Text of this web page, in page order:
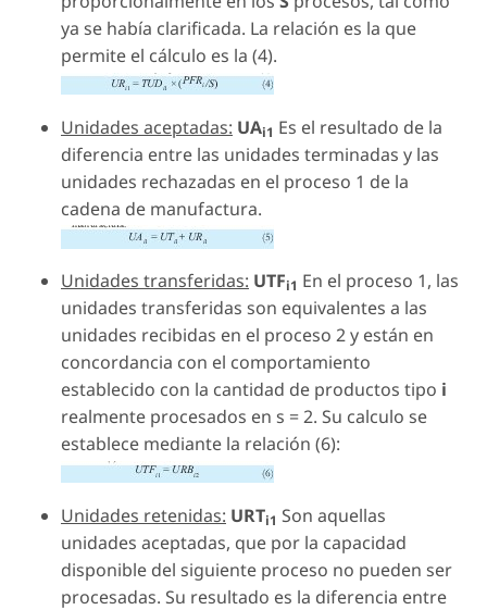
ya se había clarificada. La relación es la que
permite el cálculo es la (4).
Unidades aceptadas: UAi1 Es el resultado de la
diferencia entre las unidades terminadas y las
unidades rechazadas en el proceso 1 de la
cadena de manufactura.
Unidades transferidas: UTFi1 En el proceso 1, las
unidades transferidas son equivalentes a las
unidades recibidas en el proceso 2 y están en
concordancia con el comportamiento
establecido con la cantidad de productos tipo i
realmente procesados en s = 2. Su calculo se
establece mediante la relación (6):
Unidades retenidas: URTi1 Son aquellas
unidades aceptadas, que por la capacidad
disponible del siguiente proceso no pueden ser
procesadas. Su resultado es la diferencia entre